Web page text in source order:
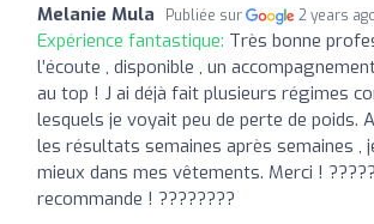
Melanie Mula Publiée sur 2 years
Expérience fantastique: Très bonne
l’écoute , disponible , un
au top ! J ai déjà fait plusieurs régimes
lesquels je voyait peu de perte de poids.
les résultats semaines après semaines ,
mieux dans mes vêtements. Merci !
recommande ! ????????